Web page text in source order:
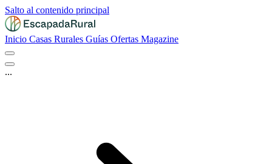
Salto al contenido principal
Inicio Casas Rurales Guías Ofertas Magazine
...